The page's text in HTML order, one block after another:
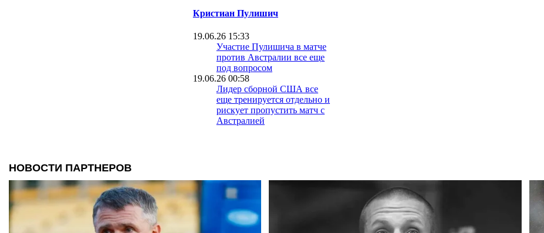
Кристиан Пулишич
19.06.26 15:33
Участие Пулишича в матче
против Австралии все еще
под вопросом
19.06.26 00:58
Лидер сборной США все
еще тренируется отдельно и
рискует пропустить матч с
Австралией
битвой с Австралией
16.06.26 00:29
продолжает тренироваться с
ограничениями